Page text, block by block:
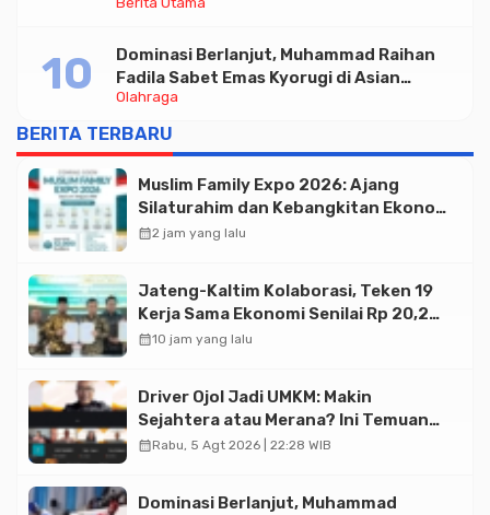
Triliun
Olahraga
Dominasi Berlanjut, Muhammad Raihan
Fadila Sabet Emas Kyorugi di Asian
Taekwondo Indonesia Open 2026
BERITA TERBARU
Muslim Family Expo 2026: Ajang
Silaturahim dan Kebangkitan Ekonomi
Halal di Jakarta
calendar_month2 jam yang lalu
Jateng-Kaltim Kolaborasi, Teken 19
Kerja Sama Ekonomi Senilai Rp 20,2
Triliun
calendar_month10 jam yang lalu
Driver Ojol Jadi UMKM: Makin
Sejahtera atau Merana? Ini Temuan
Diskusi Paramadina
calendar_monthRabu, 5 Agt 2026 | 22:28 WIB
Dominasi Berlanjut, Muhammad